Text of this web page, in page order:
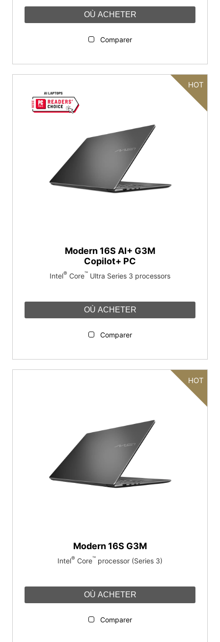
OÙ ACHETER
Comparer
HOT
Modern 16S AI+ G3M
Copilot+ PC
Intel® Core™ Ultra Series 3 processors
OÙ ACHETER
Comparer
HOT
Modern 16S G3M
Intel® Core™ processor (Series 3)
OÙ ACHETER
Comparer